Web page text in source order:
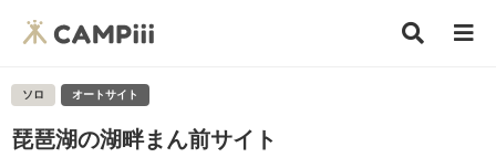
ソロ オートサイト
琵琶湖の湖畔まん前サイト